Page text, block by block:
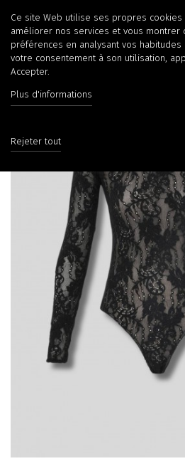
Ce site Web utilise ses propres
améliorer nos services et vous montrer
préférences en analysant vos
votre consentement à son utilisation,
Accepter.
Plus d'informations
Rejeter tout